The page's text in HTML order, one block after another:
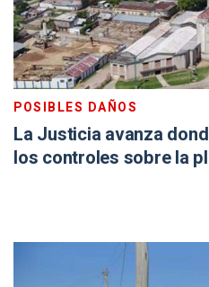
POSIBLES DAÑOS
La Justicia avanza
los controles sobre la